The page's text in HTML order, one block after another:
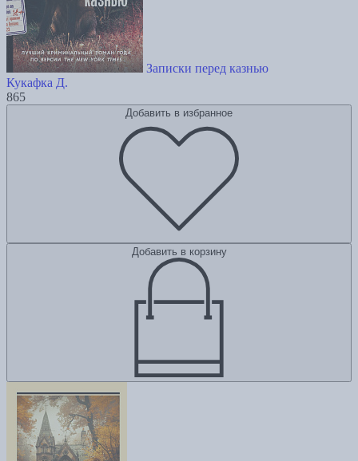
Записки перед казнью
Кукафка Д.
865
Добавить в избранное
Добавить в корзину